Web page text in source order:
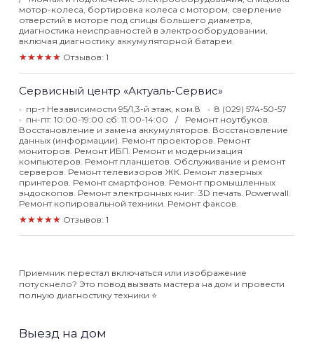
мотор-колеса, бортировка колеса с мотором, сверление
отверстий в моторе под спицы большего диаметра,
диагностика неисправностей в электрооборудовании,
включая диагностику аккумуляторной батареи.
★★★★★ Отзывов: 1
Сервисный центр «Актуаль-Сервис»
пр-т Независимости 95/1,3-й этаж, ком.8
8 (029) 574-50-57
пн-пт: 10:00-19:00 сб: 11:00-14:00
Ремонт ноутбуков.
Восстановление и замена аккумуляторов. Восстановление
данных (информации). Ремонт проекторов. Ремонт
мониторов. Ремонт ИБП. Ремонт и модернизация
компьютеров. Ремонт планшетов. Обслуживание и ремонт
серверов. Ремонт телевизоров ЖК. Ремонт лазерных
принтеров. Ремонт смартфонов. Ремонт промышленных
эндоскопов. Ремонт электронных книг. 3D печать. Powerwall.
Ремонт копировальной техники. Ремонт факсов.
★★★★★ Отзывов: 1
Приемник перестал включаться или изображение
потускнело? Это повод вызвать мастера на дом и провести
полную диагностику техники ⭐️
Выезд на дом